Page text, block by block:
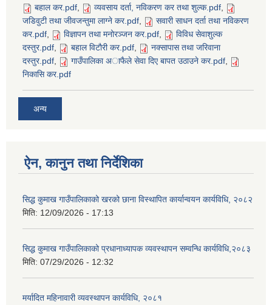
बहाल कर.pdf, व्यवसाय दर्ता, नविकरण कर तथा शुल्क.pdf,
जडिवुटी तथा जीवजन्तुमा लाग्ने कर.pdf,
सवारी साधन दर्ता तथा नविकरण
कर.pdf, विज्ञापन तथा मनोरञ्जन कर.pdf,
विविध सेवाशुल्क
दस्तुर.pdf, बहाल विटाैरी कर.pdf,
नक्सापास तथा जरिवाना
दस्तुर.pdf, गाउँपालिका अाफैले सेवा दिए बापत उठाउने कर.pdf,
निकासि कर.pdf
अन्य
ऐन, कानुन तथा निर्देशिका
सिद्ध कुमाख गाउँपालिकाको खरको छाना विस्थापित कार्यान्वयन कार्यविधि, २०८२
मिति: 12/09/2026 - 17:13
सिद्ध कुमाख गाउँपालिकाको प्रधानाध्यापक व्यवस्थापन सम्वन्धि कार्यविधि,२०८३
मिति: 07/29/2026 - 12:32
मर्यादित महिनावारी व्यवस्थापन कार्यविधि, २०८१